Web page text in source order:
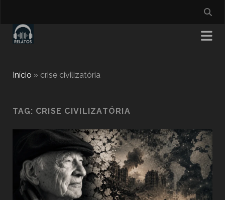
Início » crise civilizatória
TAG: CRISE CIVILIZATÓRIA